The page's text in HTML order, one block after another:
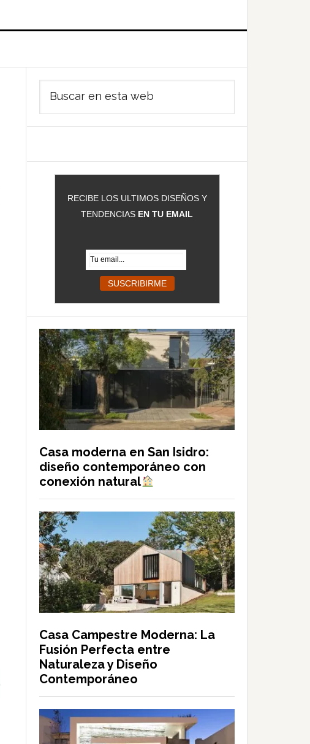
Barra
lateral
principal
RECIBE LOS ULTIMOS DISEÑOS Y
TENDENCIAS EN TU EMAIL
Casa moderna en San Isidro:
diseño contemporáneo con
conexión natural
Casa Campestre Moderna: La
Fusión Perfecta entre
Naturaleza y Diseño
Contemporáneo